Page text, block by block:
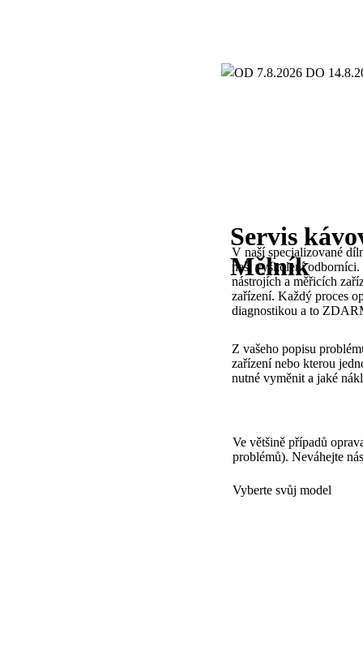
Servis
Mělník
Vyberte svůj model
Ve většině případů
problémů). Neváhejte
Z vašeho popisu
zařízení nebo kterou
nutné vyměnit a jaké
V naší specializované
naši vyškolení
nástrojích a měřicích
zařízení. Každý proces
diagnostikou a to